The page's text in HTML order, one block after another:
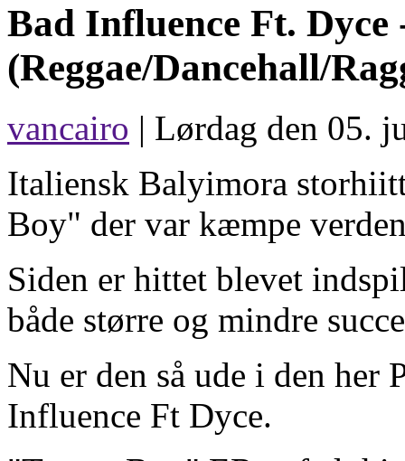
Bad Influence Ft.
(Reggae/Dancehall/
vancairo | Lørdag den 05.
Italiensk Balyimora
Boy" der var kæmpe
Siden er hittet blevet
både større og mindre
Nu er den så ude i den her
Influence Ft Dyce.